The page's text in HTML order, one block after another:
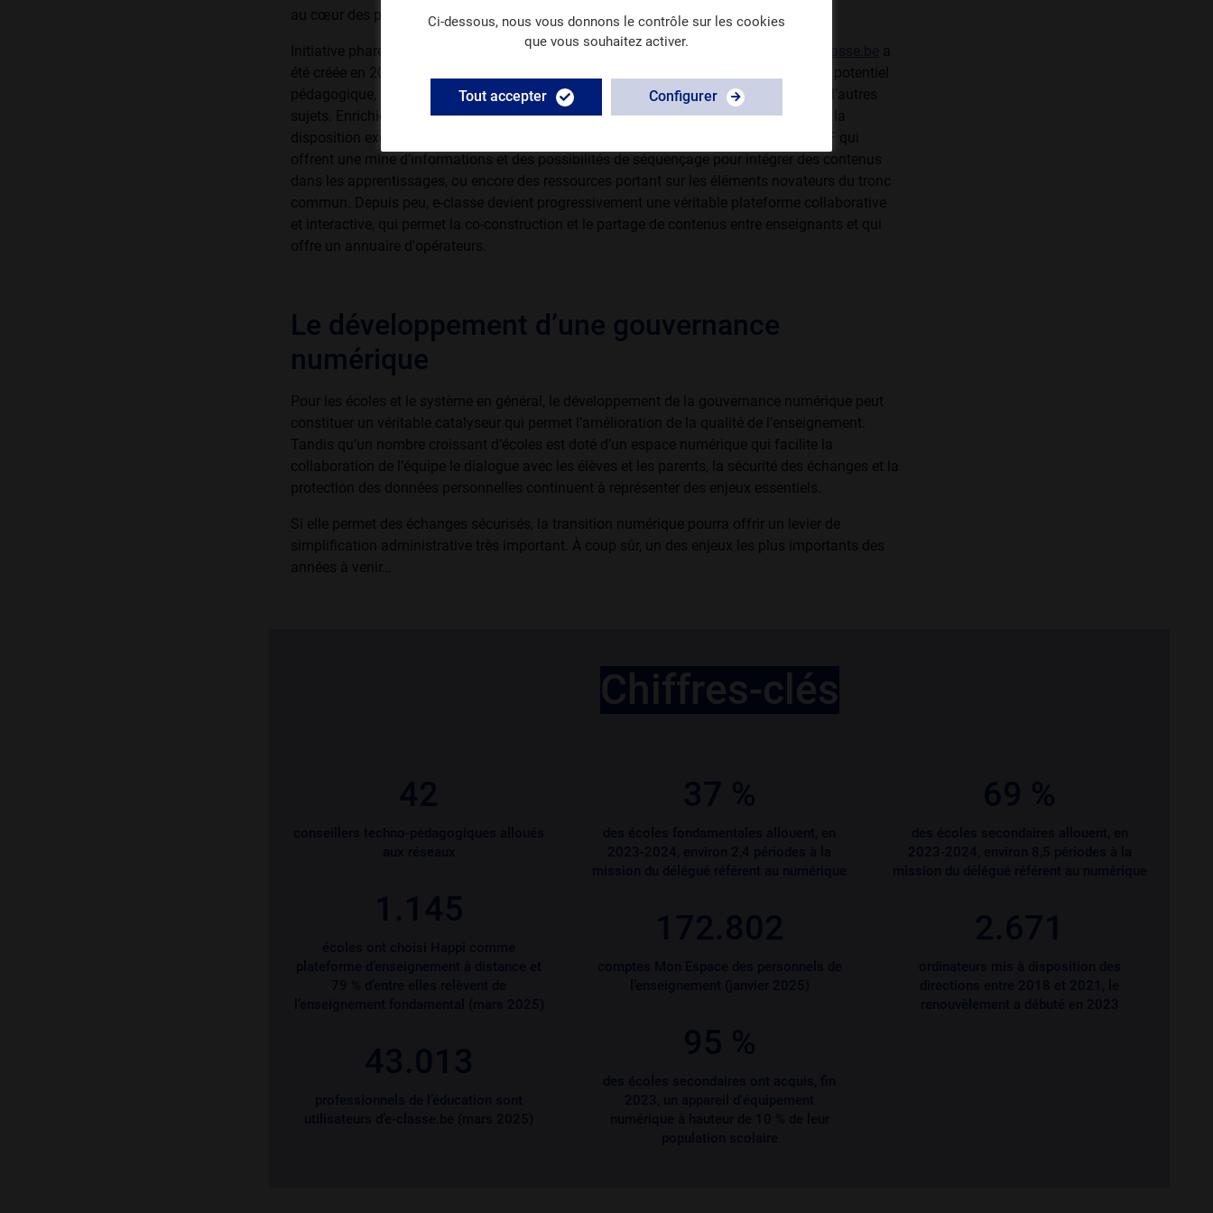
au cœur des pratiques quotidiennes des enseignants.
Initiative phare de la Stratégie numérique, la plateforme de ressources éducatives
a
été créée en 2019. Elle héberge des milliers de ressources gratuites, validées pour leur potentiel
pédagogique, couvrant tous les domaines d’apprentissage du tronc commun et bien d’autres
sujets. Enrichie en permanence, e-classe met des ressources pédagogiques inédites à la
disposition exclusive des enseignants, telles que les ressources et archives de la RTBF qui
offrent une mine d’infor­mations et des possibilités de séquençage pour intégrer des contenus
dans les apprentissages, ou encore des ressources portant sur les éléments novateurs du tronc
commun. Depuis peu, e-classe devient progressivement une véritable plateforme collaborative
et interactive, qui permet la co-construction et le partage de contenus entre enseignants et qui
offre un annuaire d'opérateurs.
Le développement d’une gouvernance
numérique
Pour les écoles et le système en général, le développement de la gouvernance numérique peut
consti­tuer un véritable catalyseur qui permet l’amélioration de la qualité de l’enseignement.
Tandis qu’un nombre croissant d’écoles est doté d’un espace numérique qui facilite la
collaboration de l’équipe le dialogue avec les élèves et les parents, la sécurité des échanges et la
protection des données person­nelles continuent à représenter des enjeux essentiels.
Si elle permet des échanges sécurisés, la transition numérique pourra offrir un levier de
simplification administrative très important. À coup sûr, un des enjeux les plus importants des
années à venir…
Chiffres-clés
Ci-dessous, nous vous donnons le contrôle sur les cookies
que vous souhaitez activer.
Tout accepter Configurer